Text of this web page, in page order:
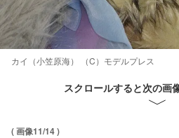
カイ（小笠原海） （C）モデルプレス
スクロールすると次の画
( 画像11/14 )